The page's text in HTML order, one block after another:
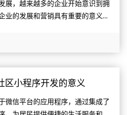
展，越来越多的企业开始意识到拥
业的发展和营销具有重要的意义。
区小程序开发的意义
微信平台的应用程序，通过集成了